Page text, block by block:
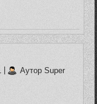
Аутор Super